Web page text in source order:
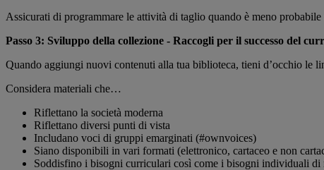
Assicurati di programmare le attività di taglio quando è meno
Passo 3: Sviluppo della collezione - Raccogli per il successo del
Quando aggiungi nuovi contenuti alla tua biblioteca, tieni d’occhio le
Considera materiali che…
Riflettano la società moderna
Riflettano diversi punti di vista
Includano voci di gruppi emarginati (#ownvoices)
Siano disponibili in vari formati (elettronico, cartaceo e non
Soddisfino i bisogni curriculari così come i bisogni individuali di